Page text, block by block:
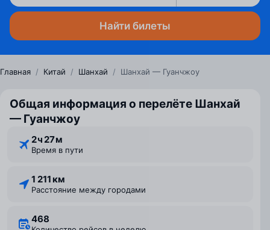
Найти билеты
Главная / Китай / Шанхай / Шанхай — Гуанчжоу
Общая информация о перелёте Шанхай
— Гуанчжоу
2 ⁠ч 27 ⁠м
Время в пути
1 211 км
Расстояние между городами
468